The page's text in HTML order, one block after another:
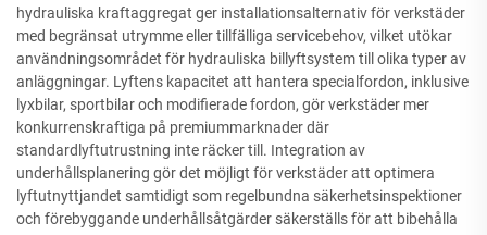
hydrauliska kraftaggregat ger installationsalternativ för verkstäder
med begränsat utrymme eller tillfälliga servicebehov, vilket utökar
användningsområdet för hydrauliska billyftsystem till olika typer av
anläggningar. Lyftens kapacitet att hantera specialfordon, inklusive
lyxbilar, sportbilar och modifierade fordon, gör verkstäder mer
konkurrenskraftiga på premiummarknader där
standardlyftutrustning inte räcker till. Integration av
underhållsplanering gör det möjligt för verkstäder att optimera
lyftutnyttjandet samtidigt som regelbundna säkerhetsinspektioner
och förebyggande underhållsåtgärder säkerställs för att bibehålla